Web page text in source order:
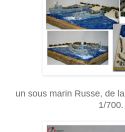
un sous marin Russe, de la
1/700.